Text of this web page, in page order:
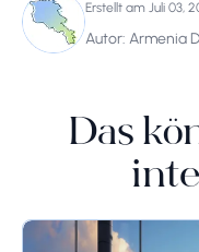
Erstellt am Juli 03,
Autor: Armenia
Das